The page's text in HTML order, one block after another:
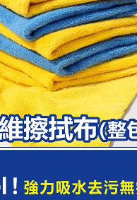
換貨說明 / 售後服務 / 連絡我們